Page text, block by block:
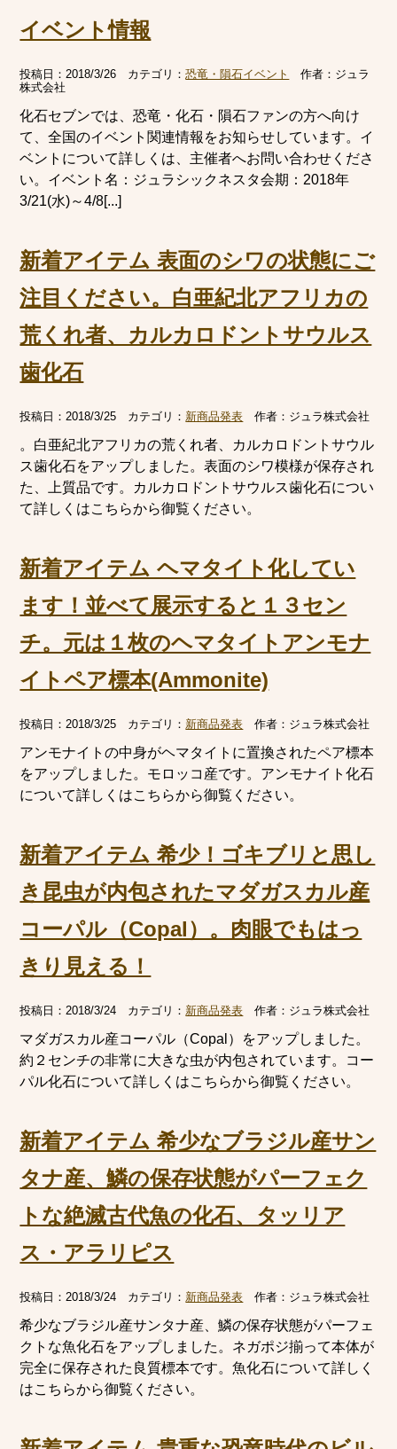
イベント情報
投稿日：2018/3/26 カテゴリ：恐竜・隕石イベント 作者： ジュラ
株式会社
化石セブンでは、恐竜・化石・隕石ファンの方へ向け
て、全国のイベント関連情報をお知らせしています。イ
ベントについて詳しくは、主催者へお問い合わせくださ
い。イベント名：ジュラシックネスタ会期：2018年
3/21(水)～4/8[...]
新着アイテム 表面のシワの状態にご
注目ください。白亜紀北アフリカの
荒くれ者、カルカロドントサウルス
歯化石
投稿日：2018/3/25 カテゴリ： 新商品発表 作者： ジュラ株式会社
。白亜紀北アフリカの荒くれ者、カルカロドントサウル
ス歯化石をアップしました。表面のシワ模様が保存され
た、上質品です。カルカロドントサウルス歯化石につい
て詳しくはこちらから御覧ください。
新着アイテム ヘマタイト化してい
ます！並べて展示すると１３セン
チ。元は１枚のヘマタイトアンモナ
イトペア標本(Ammonite)
投稿日：2018/3/25 カテゴリ： 新商品発表 作者： ジュラ株式会社
アンモナイトの中身がヘマタイトに置換されたペア標本
をアップしました。モロッコ産です。アンモナイト化石
について詳しくはこちらから御覧ください。
新着アイテム 希少！ゴキブリと思し
き昆虫が内包されたマダガスカル産
コーパル（Copal）。肉眼でもはっ
きり見える！
投稿日：2018/3/24 カテゴリ： 新商品発表 作者： ジュラ株式会社
マダガスカル産コーパル（Copal）をアップしました。
約２センチの非常に大きな虫が内包されています。コー
パル化石について詳しくはこちらから御覧ください。
新着アイテム 希少なブラジル産サン
タナ産、鱗の保存状態がパーフェク
トな絶滅古代魚の化石、タッリア
ス・アラリピス
投稿日：2018/3/24 カテゴリ： 新商品発表 作者： ジュラ株式会社
希少なブラジル産サンタナ産、鱗の保存状態がパーフェ
クトな魚化石をアップしました。ネガポジ揃って本体が
完全に保存された良質標本です。魚化石について詳しく
はこちらから御覧ください。